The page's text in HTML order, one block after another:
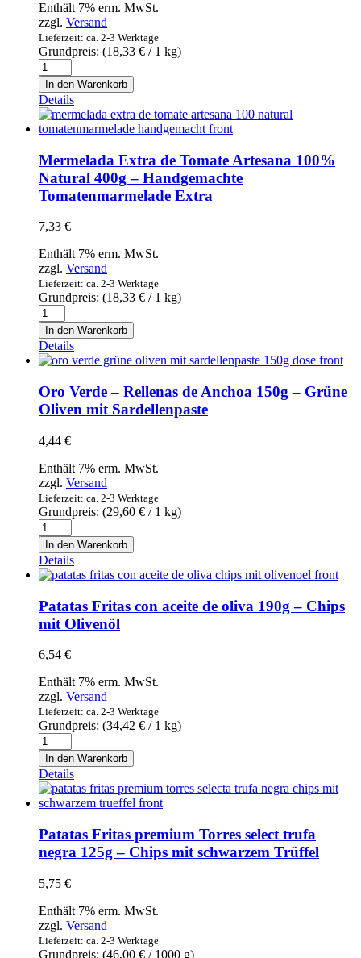
Enthält 7% erm. MwSt.
zzgl. Versand
Lieferzeit: ca. 2-3 Werktage
Grundpreis: (18,33 € / 1 kg)
Mermelada
Extra
de
Melocotón
100%
Natural
400g
-
Handgemachte
Pfirsichmarmelade
Menge
In den Warenkorb
Details
Mermelada Extra de Tomate Artesana 100%
Natural 400g – Handgemachte
Tomatenmarmelade Extra
7,33 €
Enthält 7% erm. MwSt.
zzgl. Versand
Lieferzeit: ca. 2-3 Werktage
Grundpreis: (18,33 € / 1 kg)
Mermelada
Extra
de
Tomate
Artesana
100%
Natural
400g
Handgemachte
Extra
Menge
In den Warenkorb
Details
Oro Verde – Rellenas de Anchoa 150g – Grüne
Oliven mit Sardellenpaste
4,44 €
Enthält 7% erm. MwSt.
zzgl. Versand
Lieferzeit: ca. 2-3 Werktage
Grundpreis: (29,60 € / 1 kg)
Oro
Verde
-
Rellenas
de
Anchoa
150g
-
Oliven
Sardellenpaste
Menge
In den Warenkorb
Details
Patatas Fritas con aceite de oliva 190g – Chips
mit Olivenöl
6,54 €
Enthält 7% erm. MwSt.
zzgl. Versand
Lieferzeit: ca. 2-3 Werktage
Grundpreis: (34,42 € / 1 kg)
Patatas
Fritas
con
aceite
de
oliva
190g
-
Chips
Olivenöl
In den Warenkorb
Details
Patatas Fritas premium Torres select trufa
negra 125g – Chips mit schwarzem Trüffel
5,75 €
Enthält 7% erm. MwSt.
zzgl. Versand
Lieferzeit: ca. 2-3 Werktage
Grundpreis: (46,00 € / 1000 g)